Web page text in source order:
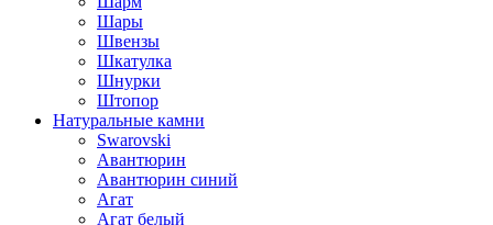
Шары
Швензы
Шкатулка
Шнурки
Штопор
Натуральные камни
Swarovski
Авантюрин
Авантюрин синий
Агат
Агат белый